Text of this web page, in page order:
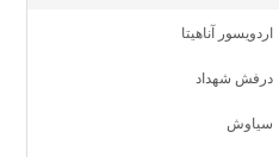
اردویسور آناهیتا
درفش شهداد
سیاوش